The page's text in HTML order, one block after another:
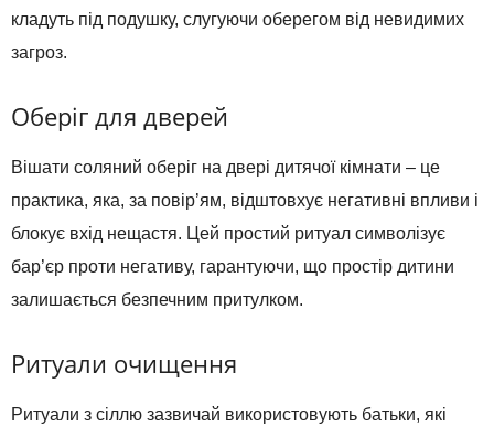
кладуть під подушку, слугуючи оберегом від невидимих
загроз.
Оберіг для дверей
Вішати соляний оберіг на двері дитячої кімнати – це
практика, яка, за повір’ям, відштовхує негативні впливи і
блокує вхід нещастя. Цей простий ритуал символізує
бар’єр проти негативу, гарантуючи, що простір дитини
залишається безпечним притулком.
Ритуали очищення
Ритуали з сіллю зазвичай використовують батьки, які